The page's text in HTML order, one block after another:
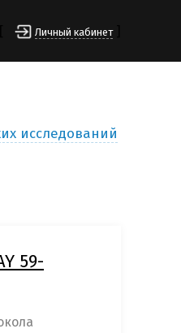
Личный кабинет
исследований
59-